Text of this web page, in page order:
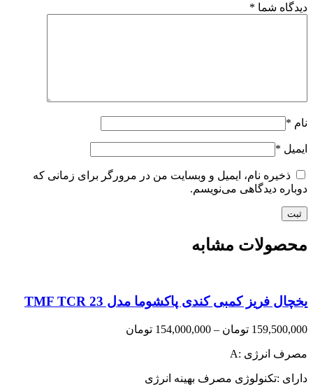
دیدگاه شما *
نام *
ایمیل *
ذخیره نام، ایمیل و وبسایت من در مرورگر برای زمانی که
دوباره دیدگاهی می‌نویسم.
محصولات مشابه
یخچال فریز کمبی کندی پاکشوما مدل TMF TCR 23
159,500,000 تومان –
154,000,000 تومان
مصرف انرژی :A
دارای :تکنولوژی مصرف بهینه انرژی